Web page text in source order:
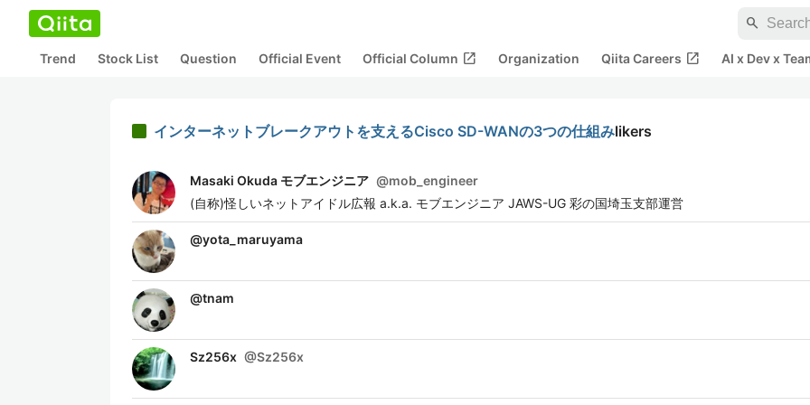
search
Trend Stock List Question Official Event Official Column open_in_new Organization Qiita Careers open_in_new AI x Dev x
インターネットブレークアウトを支えるCisco SD-WANの3つの仕組みlikers
Masaki Okuda モブエンジニア @mob_engineer
(自称)怪しいネットアイドル広報 a.k.a. モブエンジニア JAWS-UG 彩の国埼玉支部運営
@yota_maruyama
@tnam
Sz256x @Sz256x